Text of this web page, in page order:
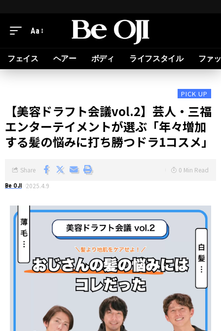
Aa
フェイス ヘアー ボディ ライフスタイル ファ
PICK UP
【美容ドラフト会議vol.2】芸人・三福
エンターテイメントが選ぶ「年々増加
する髪の悩みに打ち勝つドラ1コスメ」
Be OJI 2025.4.9
Share 0 Min Read